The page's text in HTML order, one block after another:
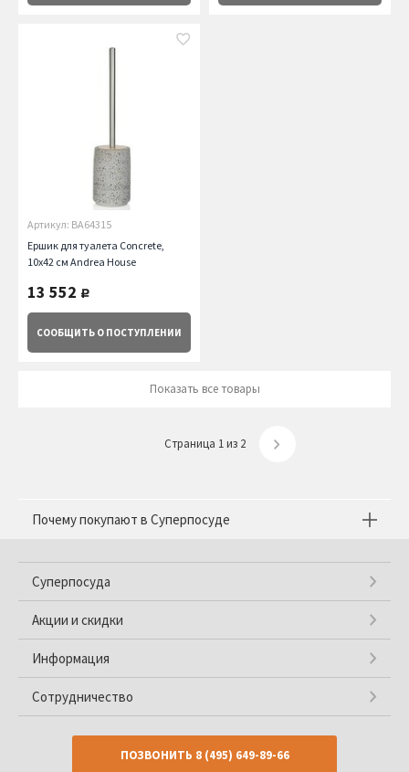
Артикул: BA64315
Ершик для туалета Concrete,
10х42 см Andrea House
13 552 руб.
СООБЩИТЬ О ПОСТУПЛЕНИИ
Показать все товары
Страница 1 из 2
Почему покупают в Суперпосуде
Суперпосуда
Акции и скидки
Информация
Сотрудничество
ПОЗВОНИТЬ 8 (495) 649-89-66